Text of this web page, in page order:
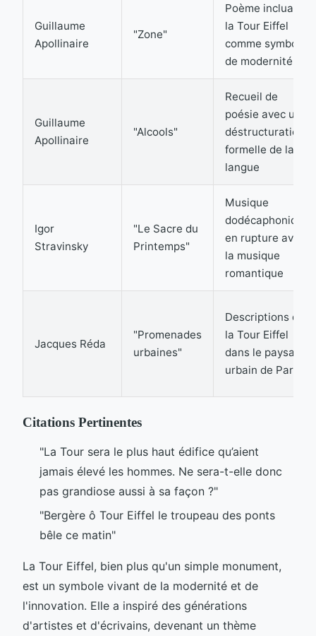
Guillaume
Apollinaire
"Zone"
Poème incluant
la Tour Eiffel
comme symbole
de modernité
Guillaume
Apollinaire
"Alcools"
Recueil de
poésie avec une
déstructuration
formelle de la
langue
Igor
Stravinsky
"Le Sacre du
Printemps"
Musique
dodécaphonique
en rupture avec
la musique
romantique
Jacques Réda
"Promenades
urbaines"
Descriptions de
la Tour Eiffel
dans le paysage
urbain de Paris
Citations Pertinentes
"La Tour sera le plus haut édifice qu’aient
jamais élevé les hommes. Ne sera-t-elle donc
pas grandiose aussi à sa façon ?"
"Bergère ô Tour Eiffel le troupeau des ponts
bêle ce matin"
La Tour Eiffel, bien plus qu'un simple monument,
est un symbole vivant de la modernité et de
l'innovation. Elle a inspiré des générations
d'artistes et d'écrivains, devenant un thème